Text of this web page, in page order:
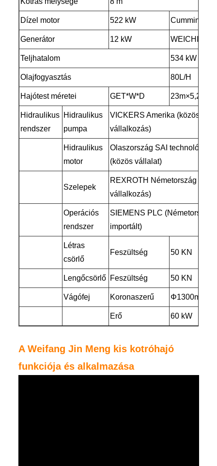
Dízel motor 522 kW Cummins
Generátor 12 kW WEICHIA
Teljhatalom 534 kW
Olajfogyasztás 80L/H
Hajótest méretei GET*W*D
Hidraulikus
rendszer
Hidraulikus
pumpa
VICKERS Amerika (közös
vállalkozás)
Hidraulikus
motor
Olaszország SAI technológia
(közös vállalat)
Szelepek
REXROTH Németország
vállalkozás)
Operációs
rendszer
SIEMENS PLC
importált)
Létras
csörlő
Feszültség 50 KN
Lengőcsörlő Feszültség 50 KN
Vágófej Koronaszerű Φ1300mm
Erő 60 kW
A Weifang Jin Meng kis kotróhajó
funkciója és alkalmazása